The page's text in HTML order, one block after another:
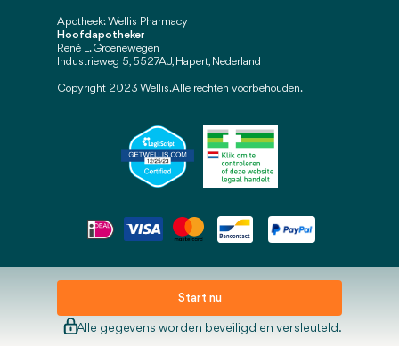
Apotheek: Wellis Pharmacy
Hoofdapotheker
René L. Groenewegen
Industrieweg 5, 5527AJ, Hapert, Nederland
Copyright 2023 Wellis. Alle rechten voorbehouden.
Start nu
Alle gegevens worden beveiligd en versleuteld.